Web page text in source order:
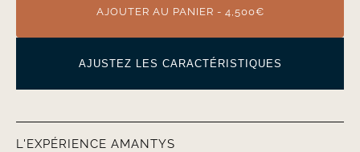
AJOUTER AU PANIER - 4,500€
AJUSTEZ LES CARACTÉRISTIQUES
L'EXPÉRIENCE AMANTYS